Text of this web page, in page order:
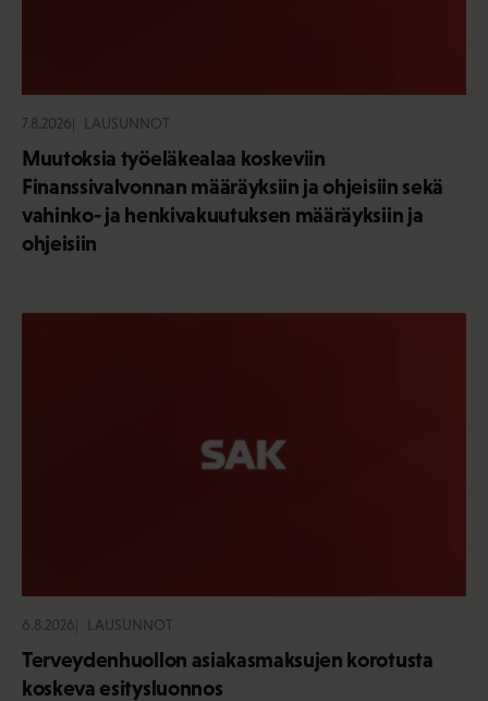
7.8.2026 LAUSUNNOT
Muutoksia työeläkealaa koskeviin
Finanssivalvonnan määräyksiin ja ohjeisiin sekä
vahinko- ja henkivakuutuksen määräyksiin ja
ohjeisiin
6.8.2026 LAUSUNNOT
Terveydenhuollon asiakasmaksujen korotusta
koskeva esitysluonnos